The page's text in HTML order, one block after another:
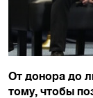
От донора до
тому, чтобы